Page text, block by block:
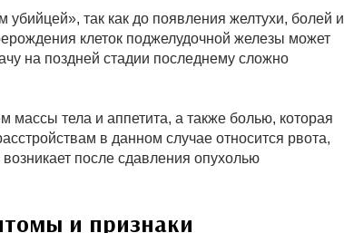
так как до появления желтухи, болей и
клеток поджелудочной железы может
на поздней стадии последнему сложно
тела и аппетита, а также болью, которая
в данном случае относится рвота,
после сдавления опухолью
и признаки